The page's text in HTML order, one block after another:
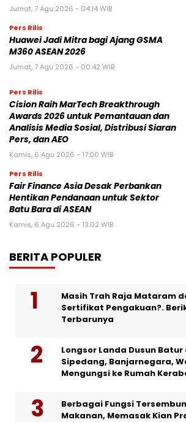
Jumat, 7 Agu 2026 - 04:14 WIB
Pers Rilis
Huawei Jadi Mitra bagi Ajang GSMA
M360 ASEAN 2026
Jumat, 7 Agu 2026 - 00:42 WIB
Pers Rilis
Cision Raih MarTech Breakthrough
Awards 2026 untuk Pemantauan dan
Analisis Media Sosial, Distribusi Siaran
Pers, dan AEO
Kamis, 6 Agu 2026 - 17:00 WIB
Pers Rilis
Fair Finance Asia Desak Perbankan
Hentikan Pendanaan untuk Sektor
Batu Bara di ASEAN
Kamis, 6 Agu 2026 - 13:02 WIB
BERITA POPULER
Masih Trah Raja Mataram
Sertifikat Pengakuan?.
Terbarunya
Longsor Landa Dusun Batur
Sipedang, Banjarnegara,
Mengungsi ke Rumah
Berbagai Fungsi
Makanan, Memasak Kian